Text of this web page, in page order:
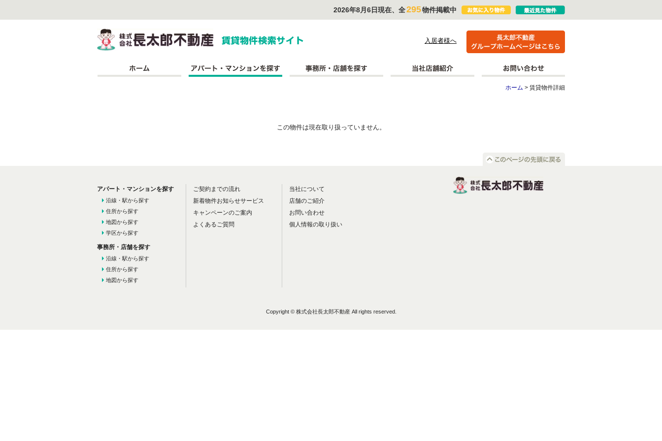
2026年8月6日現在、全295物件掲載中
入居者様へ
ホーム > 賃貸物件詳細
この物件は現在取り扱っていません。
アパート・マンションを探す
沿線・駅から探す
住所から探す
地図から探す
学区から探す
事務所・店舗を探す
沿線・駅から探す
住所から探す
地図から探す
ご契約までの流れ
新着物件お知らせサービス
キャンペーンのご案内
よくあるご質問
当社について
店舗のご紹介
お問い合わせ
個人情報の取り扱い
Copyright © 株式会社長太郎不動産 All rights reserved.